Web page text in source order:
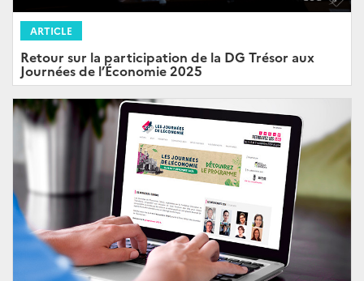
ARTICLE
Retour sur la participation de la DG Trésor aux
Journées de l’Économie 2025